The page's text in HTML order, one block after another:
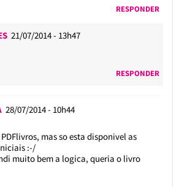
RESPONDER
21/07/2014 - 13h47
RESPONDER
28/07/2014 - 10h44
mas so esta disponivel as
:-/
muito bem a logica, queria o livro